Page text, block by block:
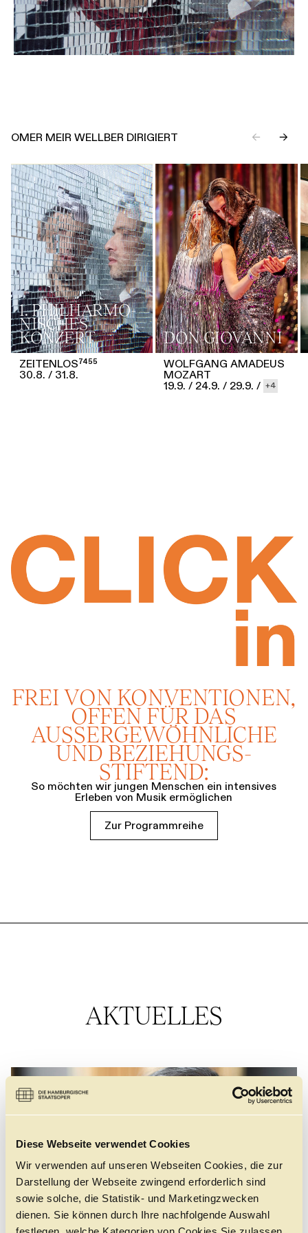
Diese Webseite verwendet Cookies
Wir verwenden auf unseren Webseiten Cookies, die zur
Darstellung der Webseite zwingend erforderlich sind
sowie solche, die Statistik- und Marketingzwecken
dienen. Sie können durch Ihre nachfolgende Auswahl
OMER MEIR WELLBER DIRIGIERT ← →
1. PHILHARMO­
NISCHES
KONZERT
ZEITENLOS⁷⁴⁵⁵
30.8.
31.8.
DON GIOVANNI
WOLFGANG AMADEUS
MOZART
19.9. / 24.9. / 29.9. / 4
FREI VON KONVENTIONEN,
OFFEN FÜR DAS
AUSSERGEWÖHN­LICHE U
ND BEZIEHUNGS­S
TIFTEND:
So möchten wir jungen Menschen ein­ intensives
Erleben von Musik ermöglichen
Zur Programmreihe
AKTUELLES